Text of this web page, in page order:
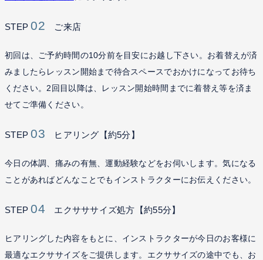
STEP02 ご来店
初回は、ご予約時間の10分前を目安にお越し下さい。お着替えが済
みましたらレッスン開始まで待合スペースでおかけになってお待ち
ください。2回目以降は、レッスン開始時間までに着替え等を済ま
せてご準備ください。
STEP03 ヒアリング【約5分】
今日の体調、痛みの有無、運動経験などをお伺いします。気になる
ことがあればどんなことでもインストラクターにお伝えください。
STEP04 エクサササイズ処方【約55分】
ヒアリングした内容をもとに、インストラクターが今日のお客様に
最適なエクササイズをご提供します。エクササイズの途中でも、お